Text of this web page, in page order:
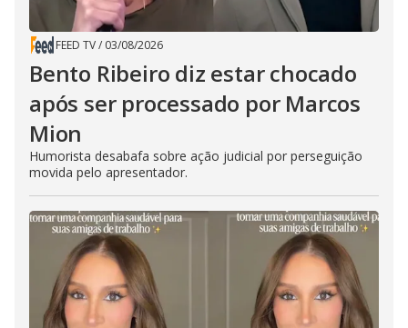
FEED TV/ 03/08/2026
Bento Ribeiro diz estar chocado
após ser processado por Marcos
Mion
Humorista desabafa sobre ação judicial por perseguição
movida pelo apresentador.